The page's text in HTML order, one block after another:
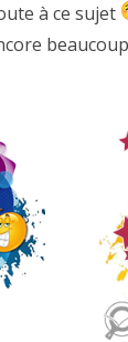
à ce sujet